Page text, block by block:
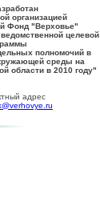
организацией
Фонд "Верховье"
целевой
полномочий в
среды на
области в 2010 году"
адрес